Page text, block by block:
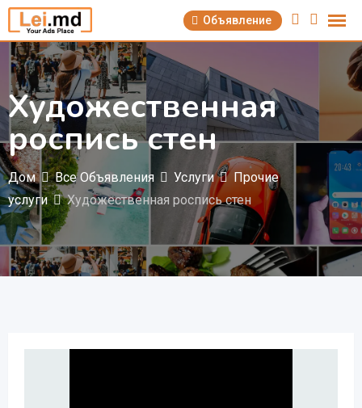
Перейти
содержимому
Объявление
Художественная
роспись стен
Дом Все Объявления Услуги
Прочие
услуги
Художественная роспись стен